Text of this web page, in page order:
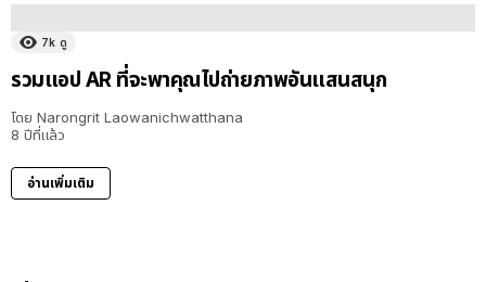
7k ดู
รวมแอป AR ที่จะพาคุณไปถ่ายภาพอันแสนสนุก
โดย Narongrit Laowanichwatthana
8 ปีที่แล้ว
อ่านเพิ่มเติม